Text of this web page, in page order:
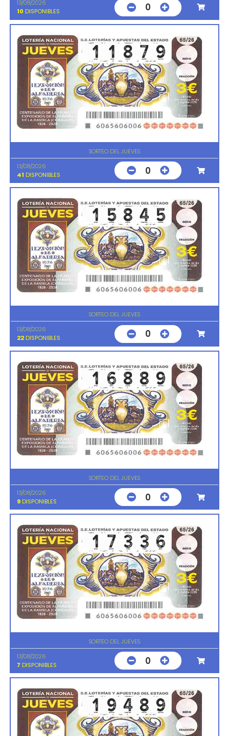
13/08/2026
10 DISPONIBLES 0
SORTEO DEL JUEVES
13/08/2026
41 DISPONIBLES 0
SORTEO DEL JUEVES
13/08/2026
22 DISPONIBLES 0
SORTEO DEL JUEVES
13/08/2026
9 DISPONIBLES 0
SORTEO DEL JUEVES
13/08/2026
7 DISPONIBLES 0